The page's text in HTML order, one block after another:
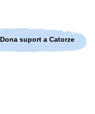
Dona suport a Catorze